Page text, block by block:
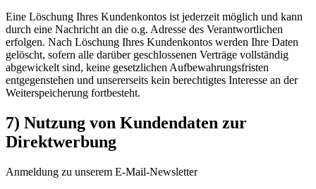
Eine Löschung Ihres Kundenkontos ist jederzeit möglich und kann
durch eine Nachricht an die o.g. Adresse des Verantwortlichen
erfolgen. Nach Löschung Ihres Kundenkontos werden Ihre Daten
gelöscht, sofern alle darüber geschlossenen Verträge vollständig
abgewickelt sind, keine gesetzlichen Aufbewahrungsfristen
entgegenstehen und unsererseits kein berechtigtes Interesse an der
Weiterspeicherung fortbesteht.
7) Nutzung von Kundendaten zur
Direktwerbung
Anmeldung zu unserem E-Mail-Newsletter